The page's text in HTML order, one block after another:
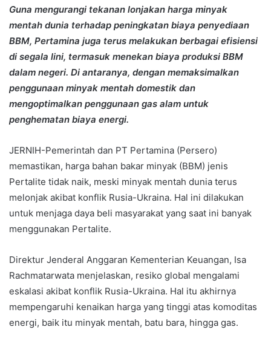
Guna mengurangi tekanan lonjakan harga minyak
mentah dunia terhadap peningkatan biaya penyediaan
BBM, Pertamina juga terus melakukan berbagai efisiensi
di segala lini, termasuk menekan biaya produksi BBM
dalam negeri. Di antaranya, dengan memaksimalkan
penggunaan minyak mentah domestik dan
mengoptimalkan penggunaan gas alam untuk
penghematan biaya energi.
JERNIH-Pemerintah dan PT Pertamina (Persero)
memastikan, harga bahan bakar minyak (BBM) jenis
Pertalite tidak naik, meski minyak mentah dunia terus
melonjak akibat konflik Rusia-Ukraina. Hal ini dilakukan
untuk menjaga daya beli masyarakat yang saat ini banyak
menggunakan Pertalite.
Direktur Jenderal Anggaran Kementerian Keuangan, Isa
Rachmatarwata menjelaskan, resiko global mengalami
eskalasi akibat konflik Rusia-Ukraina. Hal itu akhirnya
mempengaruhi kenaikan harga yang tinggi atas komoditas
energi, baik itu minyak mentah, batu bara, hingga gas.